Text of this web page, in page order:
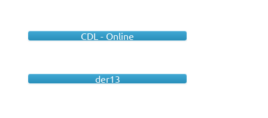
CDL - Online
der13